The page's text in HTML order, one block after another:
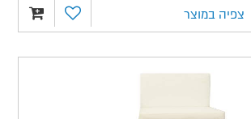
צפיה במוצר